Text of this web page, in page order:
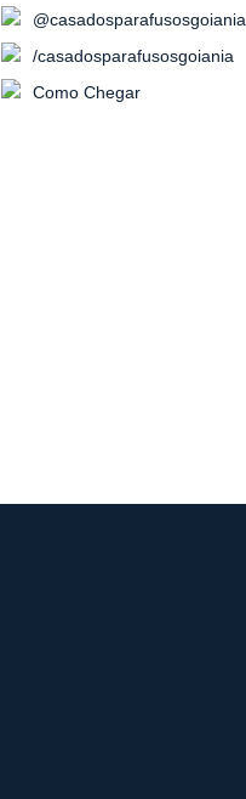
@casadosparafusosgoiania
/casadosparafusosgoiania
Como Chegar